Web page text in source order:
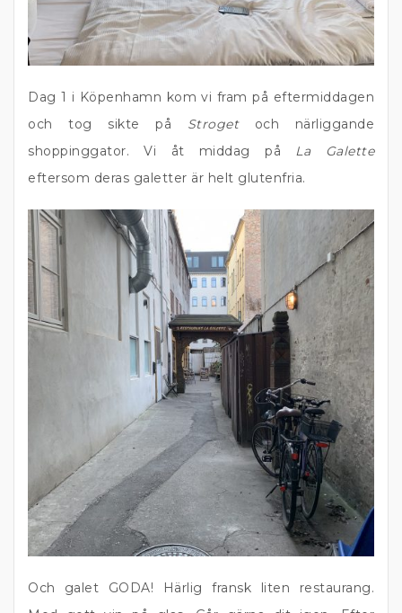
Dag 1 i Köpenhamn kom vi fram på eftermiddagen
och tog sikte på Strogetoch närliggande
shoppinggator. Vi åt middag på La Galette
eftersom deras galetter är helt glutenfria.
Och galet GODA! Härlig fransk liten restaurang.